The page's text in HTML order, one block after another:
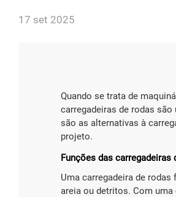
17 set 2025
Quando se trata de
carregadeiras de rodas
são as alternativas à
projeto.
Funções das carregadeiras
Uma carregadeira de
areia ou detritos. Com uma